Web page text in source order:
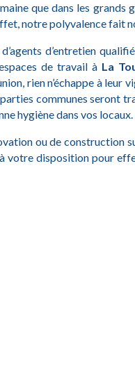
que dans les grands
notre polyvalence fait
d’entretien
de travail à La
rien n’échappe à leur
communes seront
hygiène dans vos locaux.
ou de construction
votre disposition pour